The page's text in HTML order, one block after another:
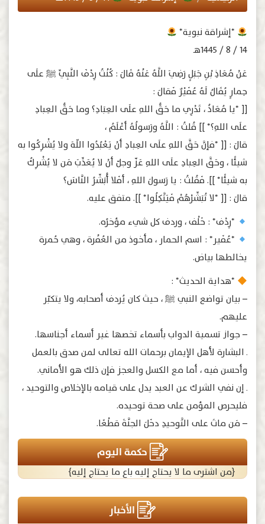
*إشراقة نبوية*
١٤ / ٨ / ١٤٤٥هـ
عَنْ مُعَاذِ بْنِ جَبَلٍ رَضِيَ اللَّهُ عَنْهُ قَالَ : كُنْتُ رِدْفَ النَّبِيِّ ﷺَ علَى
حِمارٍ يُقَالُ لَهُ عُفَيْرٌ فَقالَ :
[[ *يا مُعَاذُ ، تَدْرِي ما حَقُّ اللهِ علَى العِبَادِ؟ وما حَقُّ العِبادِ
علَى اللهِ؟* ]] قُلتُ : اللَّهُ ورَسولُهُ أعْلَمُ ،
قالَ : [[ *فإنَّ حَقَّ اللهِ علَى العِبادِ أنْ يَعْبُدُوا اللّهَ ولا يُشْرِكُوا به
شيئًا ، وحَقَّ العِبادِ علَى اللهِ عَزّ وجلّ أنْ لا يُعَذِّبَ مَن لا يُشْرِكُ
به شيئًا* ]]. فَقُلتُ : يا رَسولَ اللهِ ، أفَلا أُبَشِّرُ النَّاسَ؟
قالَ : [[ *لا تُبَشِّرْهُمْ فَيَتَّكِلُوا* ]]. متفق عليه.
*رِدْف* : خَلْف ، وردف كل شيء مؤخرُه.
*عُفَير* : اسم الحمار ، مأخوذ من العُفْرة ، وهي حُمرة
يخالطها بياض.
*هداية الحديث* :
– بيان تواضع النبي ﷺَ ، حيث كان يُردف أصحابه، ولا يتكبّر
عليهم.
– جواز تسمية الدواب بأسماء تخصها غير أسماء أجناسها.
ـ البشارة لأهل الإيمان برحمات الله تعالى لمن صدق بالعمل
وأحسن فيه ، أما مع الكسل والعجز فإن ذلك هو الأماني.
ـ إن نفي الشرك عن العبد يدل على قيامه بالإخلاص والتوحيد ،
فليحرص المؤمن على صحة توحيده.
– مَن ماتَ على التَّوحيدِ دخَلَ الجنَّةَ قطْعًا.
حكمة اليوم
{من اشترى ما لا يحتاج إليه باع ما يحتاج إليه}
الأخبار